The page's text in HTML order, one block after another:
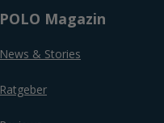
POLO Magazin
News & Stories
Ratgeber